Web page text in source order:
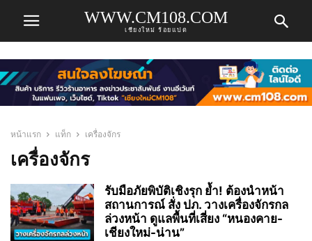
WWW.CM108.COM
เชียงใหม่ ร้อยแปด
หน้าแรก แท็ก เครื่องจักร
เครื่องจักร
รับมือภัยพิบัติเชิงรุก ย้ำ! ต้องนำหน้า
สถานการณ์ สั่ง ปภ. วางเครื่องจักรกล
ล่วงหน้า ดูแลพื้นที่เสี่ยง “หนองคาย-
เชียงใหม่-น่าน”